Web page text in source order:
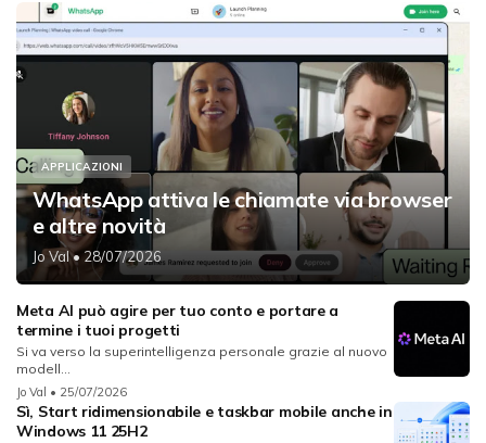
APPLICAZIONI
WhatsApp attiva le chiamate via browser
e altre novità
Jo Val• 28/07/2026
Meta AI può agire per tuo conto e portare a
termine i tuoi progetti
Si va verso la superintelligenza personale grazie al nuovo
modell...
Jo Val • 25/07/2026
Sì, Start ridimensionabile e taskbar mobile anche in
Windows 11 25H2